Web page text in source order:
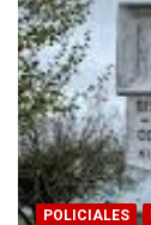
POLICIALES